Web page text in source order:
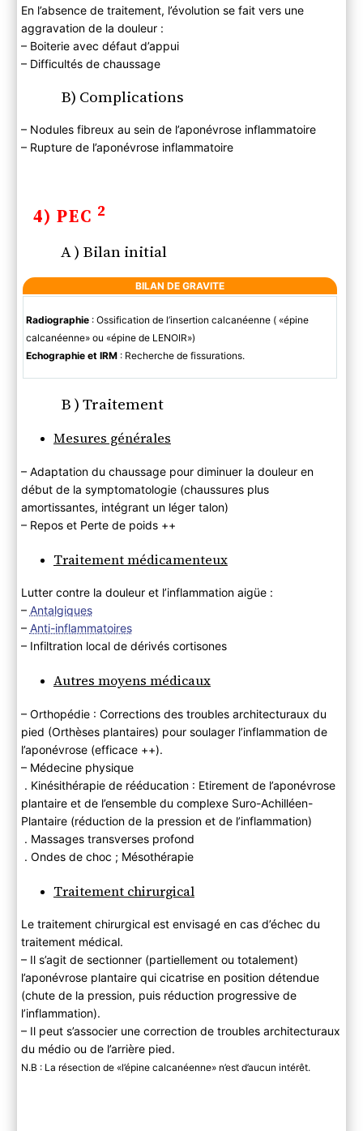
En l’absence de traitement, l’évolution se fait vers une
aggravation de la douleur :
– Boiterie avec défaut d’appui
– Difficultés de chaussage
B) Complications
– Nodules fibreux au sein de l’aponévrose inflammatoire
– Rupture de l’aponévrose inflammatoire
4) PEC 2
A ) Bilan initial
BILAN DE GRAVITE
Radiographie : Ossification de l’insertion calcanéenne ( «épine
calcanéenne» ou «épine de LENOIR»)
Echographie et IRM : Recherche de fissurations.
B ) Traitement
Mesures générales
– Adaptation du chaussage pour diminuer la douleur en
début de la symptomatologie (chaussures plus
amortissantes, intégrant un léger talon)
– Repos et Perte de poids ++
Traitement médicamenteux
Lutter contre la douleur et l’inflammation aigüe :
– Antalgiques
– Anti-inflammatoires
– Infiltration local de dérivés cortisones
Autres moyens médicaux
– Orthopédie : Corrections des troubles architecturaux du
pied (Orthèses plantaires) pour soulager l’inflammation de
l’aponévrose (efficace ++).
– Médecine physique
. Kinésithérapie de rééducation : Etirement de l’aponévrose
plantaire et de l’ensemble du complexe Suro-Achilléen-
Plantaire (réduction de la pression et de l’inflammation)
. Massages transverses profond
. Ondes de choc ; Mésothérapie
Traitement chirurgical
Le traitement chirurgical est envisagé en cas d’échec du
traitement médical.
– Il s’agit de sectionner (partiellement ou totalement)
l’aponévrose plantaire qui cicatrise en position détendue
(chute de la pression, puis réduction progressive de
l’inflammation).
– Il peut s’associer une correction de troubles architecturaux
du médio ou de l’arrière pied.
N.B : La résection de «l’épine calcanéenne» n’est d’aucun intérêt.